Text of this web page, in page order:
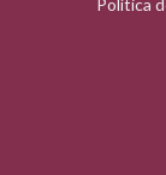
Política